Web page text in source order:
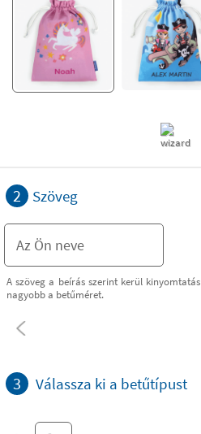
2 Szöveg
A szöveg a beírás szerint kerül
nagyobb a betűméret.
3 Válassza ki a betűtípust